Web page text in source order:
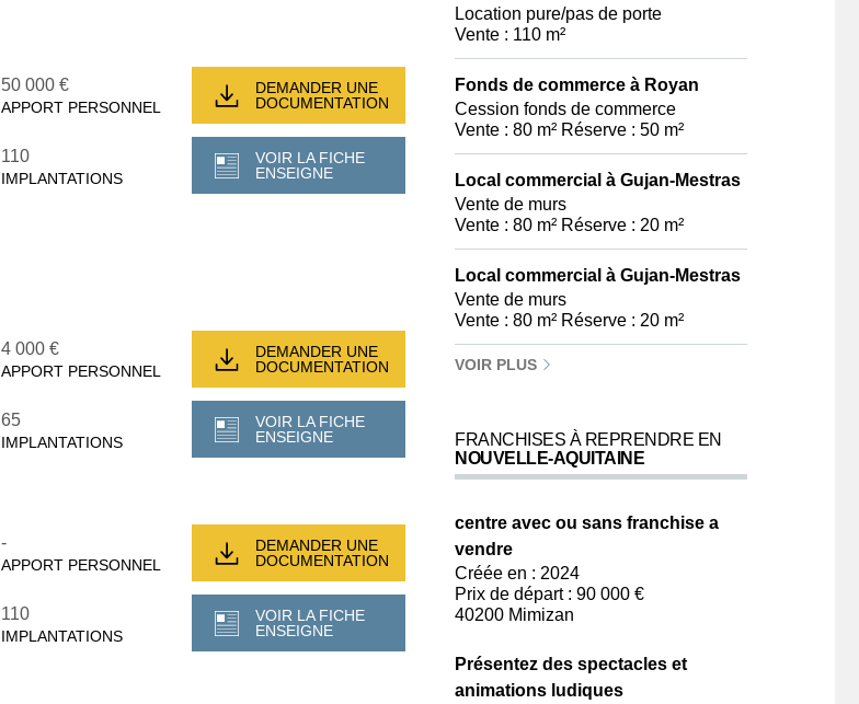
50 000 €
APPORT PERSONNEL
110
IMPLANTATIONS
DEMANDER UNE
DOCUMENTATION
VOIR LA FICHE
ENSEIGNE
4 000 €
APPORT PERSONNEL
65
IMPLANTATIONS
DEMANDER UNE
DOCUMENTATION
VOIR LA FICHE
ENSEIGNE
-
APPORT PERSONNEL
110
IMPLANTATIONS
DEMANDER UNE
DOCUMENTATION
VOIR LA FICHE
ENSEIGNE
Location pure/pas de porte
Vente : 110 m²
Fonds de commerce à Royan
Cession fonds de commerce
Vente : 80 m² Réserve : 50 m²
Local commercial à Gujan-Mestras
Vente de murs
Vente : 80 m² Réserve : 20 m²
Local commercial à Gujan-Mestras
Vente de murs
Vente : 80 m² Réserve : 20 m²
VOIR PLUS
FRANCHISES À REPRENDRE EN
NOUVELLE-AQUITAINE
centre avec ou sans franchise a
vendre
Créée en : 2024
Prix de départ : 90 000 €
40200 Mimizan
Présentez des spectacles et
animations ludiques